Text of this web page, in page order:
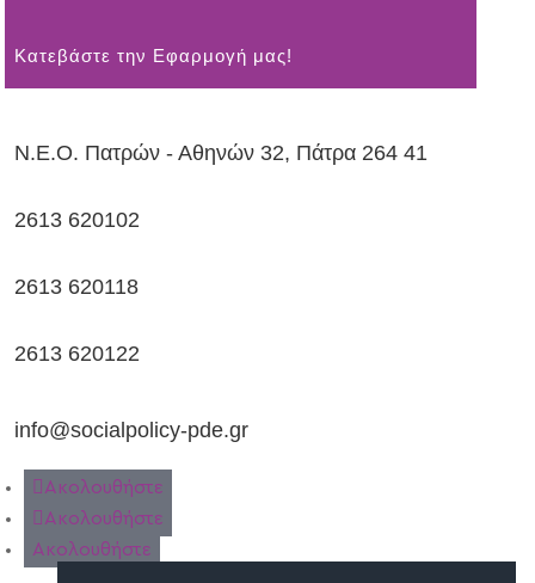
Kατεβάστε την Εφαρμογή μας!
Ν.Ε.Ο. Πατρών - Αθηνών 32, Πάτρα 264 41
2613 620102
2613 620118
2613 620122
info@socialpolicy-pde.gr
Ακολουθήστε
Ακολουθήστε
Ακολουθήστε